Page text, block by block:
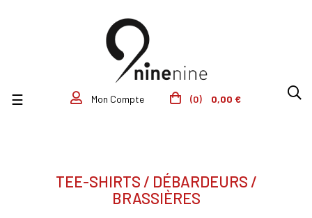
Basculer la navigation
☰ Mon Compte (0) 0,00 €
TEE-SHIRTS / DÉBARDEURS /
BRASSIÈRES